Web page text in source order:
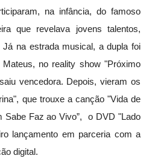
na infância, do famoso
que revelava jovens talentos,
na estrada musical, a dupla foi
no reality show "Próximo
vencedora. Depois, vieram os
que trouxe a canção "Vida de
Sabe Faz ao Vivo”, o DVD "Lado
lançamento em parceria com a
digital.